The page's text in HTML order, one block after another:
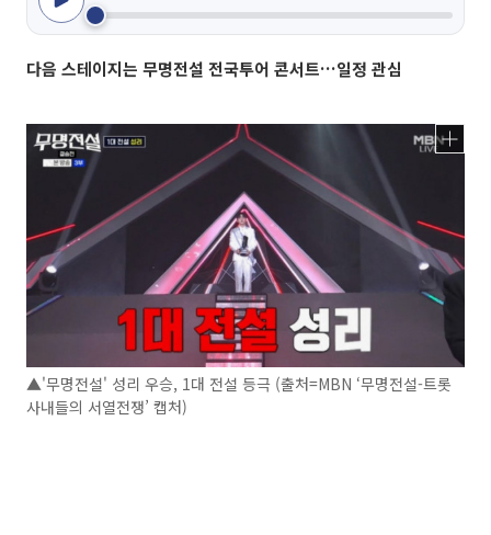
다음 스테이지는 무명전설 전국투어 콘서트…일정 관심
▲'무명전설' 성리 우승, 1대 전설 등극 (출처=MBN ‘무명전설-트롯
사내들의 서열전쟁’ 캡처)